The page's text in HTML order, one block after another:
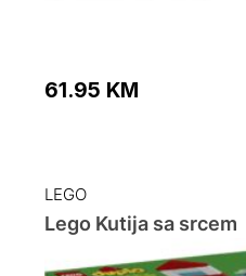
61.95 KM
LEGO
Lego Kutija sa srcem